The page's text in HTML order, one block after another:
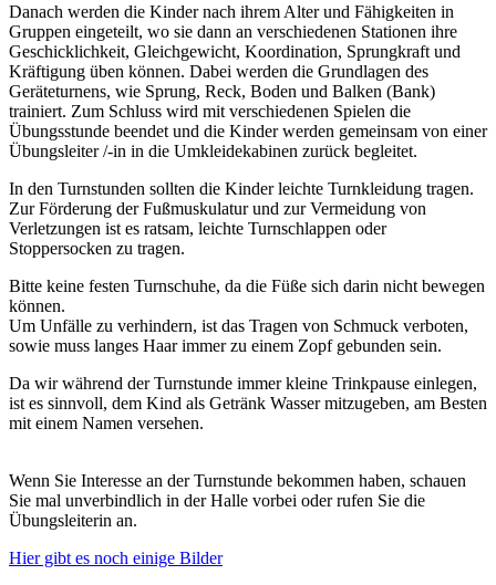
Danach werden die Kinder nach ihrem Alter und Fähigkeiten in
Gruppen eingeteilt, wo sie dann an verschiedenen Stationen ihre
Geschicklichkeit, Gleichgewicht, Koordination, Sprungkraft und
Kräftigung üben können. Dabei werden die Grundlagen des
Geräteturnens, wie Sprung, Reck, Boden und Balken (Bank)
trainiert. Zum Schluss wird mit verschiedenen Spielen die
Übungsstunde beendet und die Kinder werden gemeinsam von einer
Übungsleiter /-in in die Umkleidekabinen zurück begleitet.
In den Turnstunden sollten die Kinder leichte Turnkleidung tragen.
Zur Förderung der Fußmuskulatur und zur Vermeidung von
Verletzungen ist es ratsam, leichte Turnschlappen oder
Stoppersocken zu tragen.
Bitte keine festen Turnschuhe, da die Füße sich darin nicht bewegen
können.
Um Unfälle zu verhindern, ist das Tragen von Schmuck verboten,
sowie muss langes Haar immer zu einem Zopf gebunden sein.
Da wir während der Turnstunde immer kleine Trinkpause einlegen,
ist es sinnvoll, dem Kind als Getränk Wasser mitzugeben, am Besten
mit einem Namen versehen.
Wenn Sie Interesse an der Turnstunde bekommen haben, schauen
Sie mal unverbindlich in der Halle vorbei oder rufen Sie die
Übungsleiterin an.
Hier gibt es noch einige Bilder